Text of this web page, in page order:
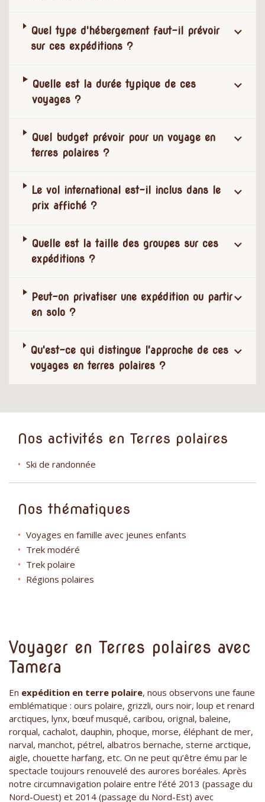
Quel type d'hébergement faut-il prévoir
sur ces expéditions ?
Quelle est la durée typique de ces
voyages ?
Quel budget prévoir pour un voyage en
terres polaires ?
Le vol international est-il inclus dans le
prix affiché ?
Quelle est la taille des groupes sur ces
expéditions ?
Peut-on privatiser une expédition ou partir
en solo ?
Qu'est-ce qui distingue l'approche de ces
voyages en terres polaires ?
Nos activités en Terres polaires
Ski de randonnée
Nos thématiques
Voyages en famille avec jeunes enfants
Trek modéré
Trek polaire
Régions polaires
Voyager en Terres polaires avec
Tamera
En expédition en terre polaire, nous observons une faune
emblématique : ours polaire, grizzli, ours noir, loup et renard
arctiques, lynx, bœuf musqué, caribou, orignal, baleine,
rorqual, cachalot, dauphin, phoque, morse, éléphant de mer,
narval, manchot, pétrel, albatros bernache, sterne arctique,
aigle, chouette harfang, etc. On ne peut qu’être ému par le
spectacle toujours renouvelé des aurores boréales. Après
notre circumnavigation polaire entre l’été 2013 (passage du
Nord-Ouest) et 2014 (passage du Nord-Est) avec